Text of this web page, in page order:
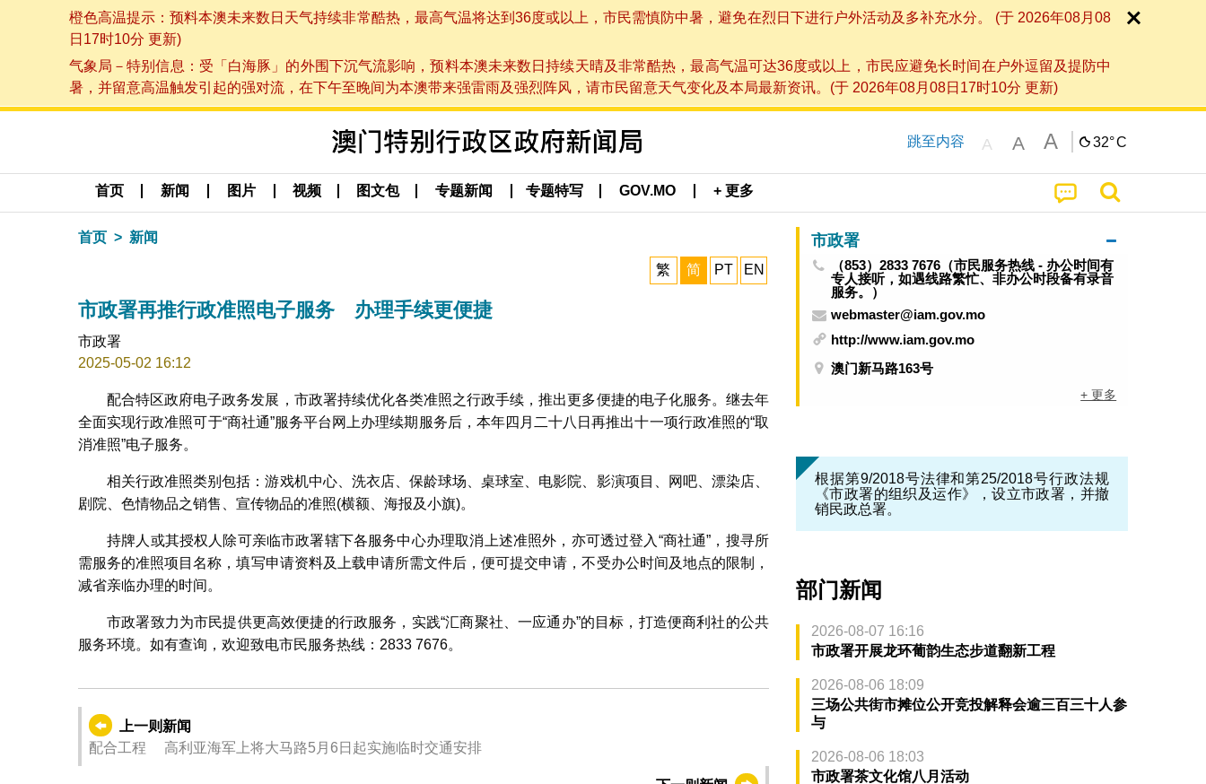
橙色高温提示：预料本澳未来数日天气持续非常酷热，最高气温将达到36度或以上，市民需慎防中暑，避免在烈日下进行户外活动及多补充水分。 (于 2026年08月08
日17时10分 更新)
气象局－特别信息：受「白海豚」的外围下沉气流影响，预料本澳未来数日持续天晴及非常酷热，最高气温可达36度或以上，市民应避免长时间在户外逗留及提防中
暑，并留意高温触发引起的强对流，在下午至晚间为本澳带来强雷雨及强烈阵风，请市民留意天气变化及本局最新资讯。(于 2026年08月08日17时10分 更新)
跳至内容 A A A 32°C
首页 新闻 图片 视频 图文包 专题新闻 专题特写 GOV.MO + 更多
首页 新闻
繁 简 PT EN
市政署再推行政准照电子服务 办理手续更便捷
市政署
2025-05-02 16:12
配合特区政府电子政务发展，市政署持续优化各类准照之行政手续，推出更多便捷的电子化服务。继去年
全面实现行政准照可于“商社通”服务平台网上办理续期服务后，本年四月二十八日再推出十一项行政准照的“取
消准照”电子服务。
相关行政准照类别包括：游戏机中心、洗衣店、保龄球场、桌球室、电影院、影演项目、网吧、漂染店、
剧院、色情物品之销售、宣传物品的准照(横额、海报及小旗)。
持牌人或其授权人除可亲临市政署辖下各服务中心办理取消上述准照外，亦可透过登入“商社通”，搜寻所
需服务的准照项目名称，填写申请资料及上载申请所需文件后，便可提交申请，不受办公时间及地点的限制，
减省亲临办理的时间。
市政署致力为市民提供更高效便捷的行政服务，实践“汇商聚社、一应通办”的目标，打造便商利社的公共
服务环境。如有查询，欢迎致电市民服务热线：2833 7676。
上一则新闻
配合工程 高利亚海军上将大马路5月6日起实施临时交通安排
市政署
（853）2833 7676（市民服务热线 - 办公时间有
专人接听，如遇线路繁忙、非办公时段备有录音
服务。）
webmaster@iam.gov.mo
http://www.iam.gov.mo
澳门新马路163号
+ 更多
根据第9/2018号法律和第25/2018号行政法规
《市政署的组织及运作》，设立市政署，并撤
销民政总署。
部门新闻
2026-08-07 16:16
市政署开展龙环葡韵生态步道翻新工程
2026-08-06 18:09
三场公共街市摊位公开竞投解释会逾三百三十人参
与
2026-08-06 18:03
市政署茶文化馆八月活动